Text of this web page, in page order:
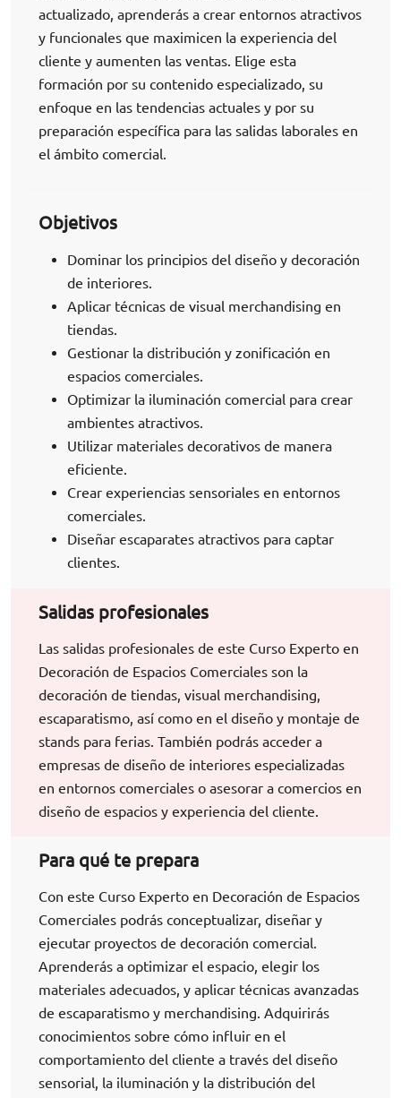
actualizado, aprenderás a crear entornos atractivos
y funcionales que maximicen la experiencia del
cliente y aumenten las ventas. Elige esta
formación por su contenido especializado, su
enfoque en las tendencias actuales y por su
preparación específica para las salidas laborales en
el ámbito comercial.
Objetivos
Dominar los principios del diseño y decoración
de interiores.
Aplicar técnicas de visual merchandising en
tiendas.
Gestionar la distribución y zonificación en
espacios comerciales.
Optimizar la iluminación comercial para crear
ambientes atractivos.
Utilizar materiales decorativos de manera
eficiente.
Crear experiencias sensoriales en entornos
comerciales.
Diseñar escaparates atractivos para captar
clientes.
Salidas profesionales
Las salidas profesionales de este Curso Experto en
Decoración de Espacios Comerciales son la
decoración de tiendas, visual merchandising,
escaparatismo, así como en el diseño y montaje de
stands para ferias. También podrás acceder a
empresas de diseño de interiores especializadas
en entornos comerciales o asesorar a comercios en
diseño de espacios y experiencia del cliente.
Para qué te prepara
Con este Curso Experto en Decoración de Espacios
Comerciales podrás conceptualizar, diseñar y
ejecutar proyectos de decoración comercial.
Aprenderás a optimizar el espacio, elegir los
materiales adecuados, y aplicar técnicas avanzadas
de escaparatismo y merchandising. Adquirirás
conocimientos sobre cómo influir en el
comportamiento del cliente a través del diseño
sensorial, la iluminación y la distribución del